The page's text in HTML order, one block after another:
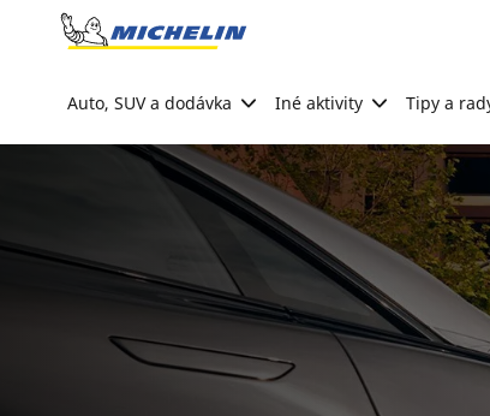
Go to page content
Auto, SUV a dodávka Iné aktivity Tipy a